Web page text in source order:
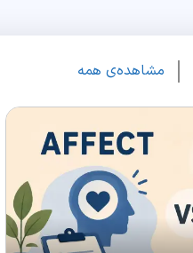
مشاهده‌ی همه